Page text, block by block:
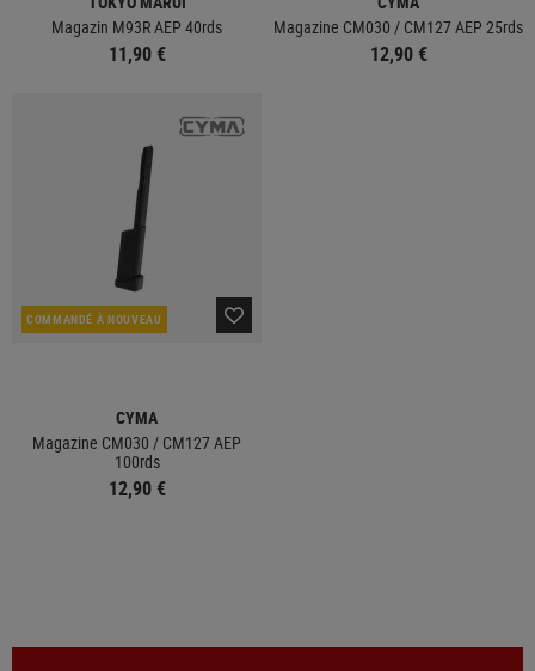
Magazin M93R AEP 40rds
11,90 €
Magazine CM030 / CM127 AEP 25rds
12,90 €
COMMANDÉ À NOUVEAU
CYMA
Magazine CM030 / CM127 AEP
100rds
12,90 €